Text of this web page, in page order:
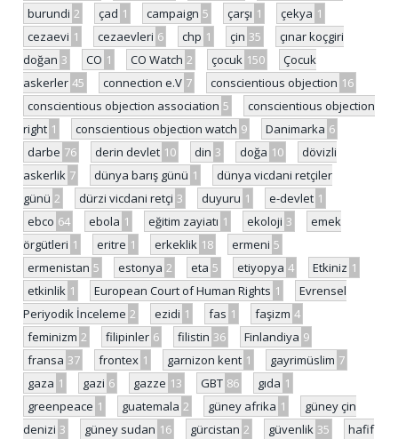
burundi 2 çad 1 campaign 5 çarşı 1 çekya 1
cezaevi 1 cezaevleri 6 chp 1 çin 35
çınar koçgiri
doğan 3 CO 1 CO Watch 2 çocuk 150
Çocuk
askerler 45 connection e.V 7 conscientious objection 16
conscientious objection association 5
conscientious objection
right 1 conscientious objection watch 9 Danimarka 6
darbe 76 derin devlet 10 din 3 doğa 10
dövizli
askerlik 7 dünya barış günü 1
dünya vicdani retçiler
günü 2 dürzi vicdani retçi 3 duyuru 1 e-devlet 1
ebco 64 ebola 1 eğitim zayiatı 1 ekoloji 3
emek
örgütleri 1 eritre 1 erkeklik 18 ermeni 5
ermenistan 5 estonya 2 eta 5 etiyopya 4 Etkiniz 1
etkinlik 1 European Court of Human Rights 1
Evrensel
Periyodik İnceleme 2 ezidi 1 fas 1 faşizm 4
feminizm 2 filipinler 6 filistin 36 Finlandiya 9
fransa 37 frontex 1 garnizon kent 1 gayrimüslim 7
gaza 1 gazi 6 gazze 13 GBT 86 gıda 1
greenpeace 1 guatemala 2 güney afrika 1
güney çin
denizi 3 güney sudan 16 gürcistan 2 güvenlik 35
hafif